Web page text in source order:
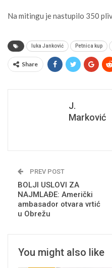
Na mitingu je nastupilo 350
luka Janković Petnica kup
Share
J.
Marković
PREV POST
BOLJI USLOVI ZA
NAJMLAĐE: Američki
ambasador otvara vrtić
u Obrežu
You might also like